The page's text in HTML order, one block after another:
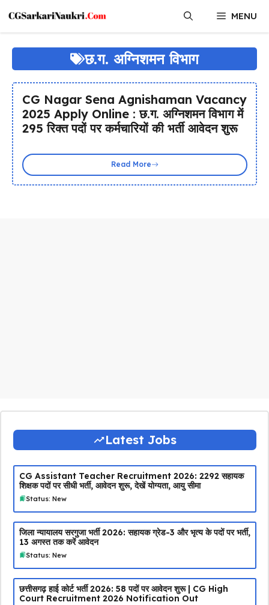
content
MENU
छ.ग. अग्निशमन विभाग
CG Nagar Sena Agnishaman Vacancy
2025 Apply Online : छ.ग. अग्निशमन विभाग में
295 रिक्त पदों पर कर्मचारियों की भर्ती आवेदन शुरू
Read More
Latest Jobs
CG Assistant Teacher Recruitment 2026: 2292 सहायक
शिक्षक पदों पर सीधी भर्ती, आवेदन शुरू, देखें योग्यता, आयु सीमा
Status: New
जिला न्यायालय सरगुजा भर्ती 2026: सहायक ग्रेड-3 और भृत्य के पदों पर भर्ती,
13 अगस्त तक करें आवेदन
Status: New
छत्तीसगढ़ हाई कोर्ट भर्ती 2026: 58 पदों पर आवेदन शुरू | CG High
Court Recruitment 2026 Notification Out